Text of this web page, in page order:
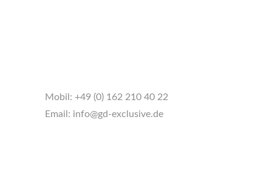
Mobil: +49 (0) 162 210 40 22
Email: info@gd-exclusive.de